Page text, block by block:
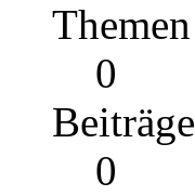
Themen
0
Beiträge
0